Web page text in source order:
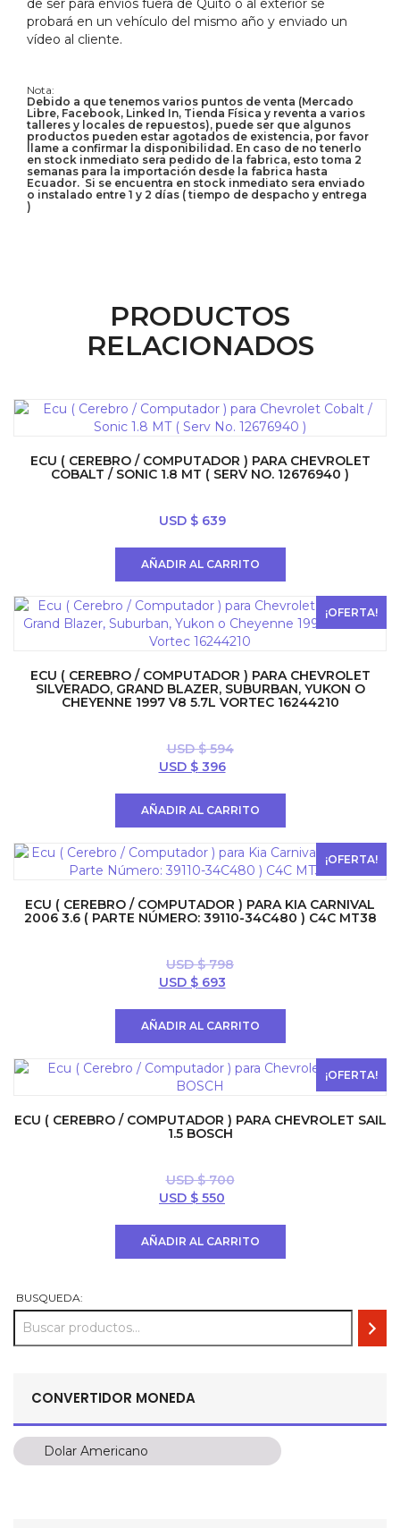
de ser para envíos fuera de Quito o al exterior se
probará en un vehículo del mismo año y enviado un
vídeo al cliente.
Nota:
Debido a que tenemos varios puntos de venta (Mercado
Libre, Facebook, Linked In, Tienda Física y reventa a varios
talleres y locales de repuestos), puede ser que algunos
productos pueden estar agotados de existencia, por favor
llame a confirmar la disponibilidad. En caso de no tenerlo
en stock inmediato sera pedido de la fabrica, esto toma 2
semanas para la importación desde la fabrica hasta
Ecuador. Si se encuentra en stock inmediato sera enviado
o instalado entre 1 y 2 días ( tiempo de despacho y entrega
)
PRODUCTOS
RELACIONADOS
ECU ( CEREBRO / COMPUTADOR ) PARA CHEVROLET
COBALT / SONIC 1.8 MT ( SERV NO. 12676940 )
USD $639
AÑADIR AL CARRITO
¡OFERTA!
ECU ( CEREBRO / COMPUTADOR ) PARA CHEVROLET
SILVERADO, GRAND BLAZER, SUBURBAN, YUKON O
CHEYENNE 1997 V8 5.7L VORTEC 16244210
USD $594
El
era:
$ 594.
USD $396El
es:
$ 396.
AÑADIR AL CARRITO
¡OFERTA!
ECU ( CEREBRO / COMPUTADOR ) PARA KIA CARNIVAL
2006 3.6 ( PARTE NÚMERO: 39110-34C480 ) C4C MT38
USD $798
El
era:
$ 798.
USD $693El
es:
$ 693.
AÑADIR AL CARRITO
¡OFERTA!
ECU ( CEREBRO / COMPUTADOR ) PARA CHEVROLET SAIL
1.5 BOSCH
USD $700
El
era:
USD $ 550
es:
AÑADIR AL CARRITO
BUSQUEDA:
CONVERTIDOR MONEDA
Dolar Americano
Dolar Americano